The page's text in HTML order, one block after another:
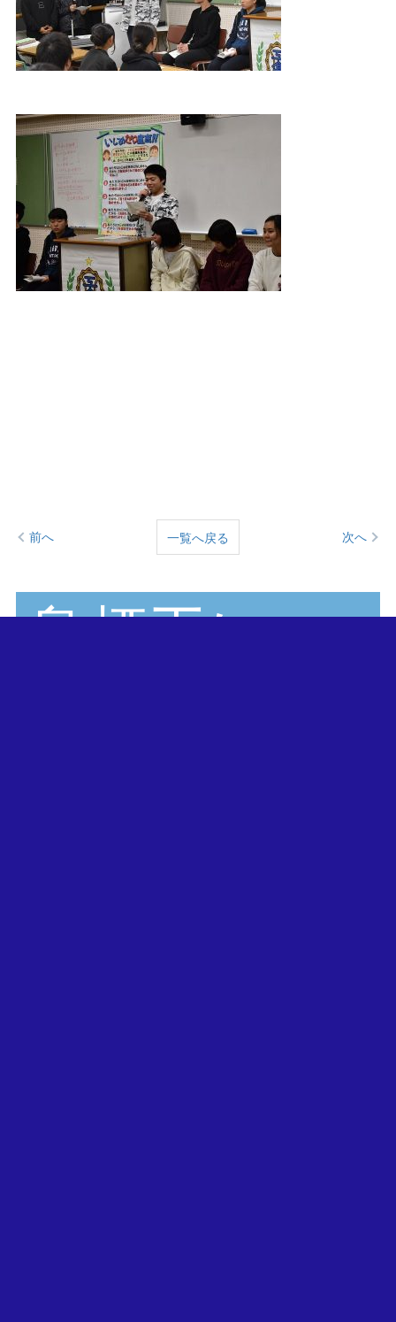
前へ 一覧へ戻る 次へ
鳥栖工にゅ